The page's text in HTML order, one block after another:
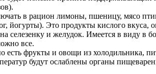
в рацион лимоны, пшеницу, мясо
йогурты). Это продукты кислого вкуса,
селезенку и желудок. Имеется в виду в
все.
есть фрукты и овощи из холодильника,
будут ослаблены органы